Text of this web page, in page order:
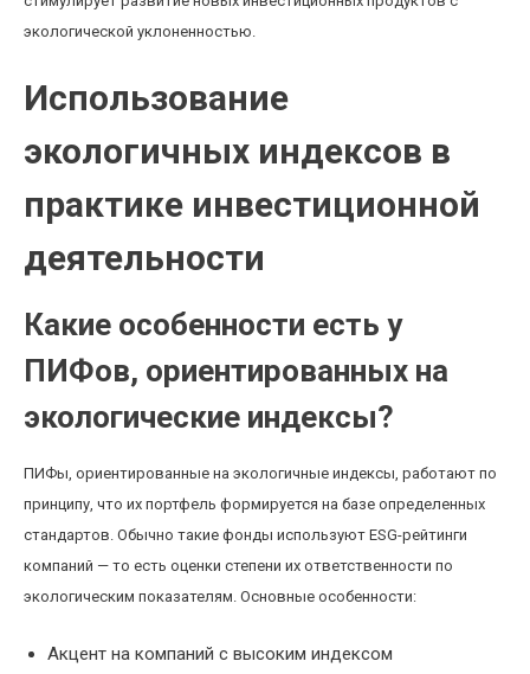
экологической уклоненностью.
Использование
экологичных индексов в
практике инвестиционной
деятельности
Какие особенности есть у
ПИФов, ориентированных на
экологические индексы?
ПИФы, ориентированные на экологичные индексы, работают по
принципу, что их портфель формируется на базе определенных
стандартов. Обычно такие фонды используют ESG-рейтинги
компаний — то есть оценки степени их ответственности по
экологическим показателям. Основные особенности:
Акцент на компаний с высоким индексом